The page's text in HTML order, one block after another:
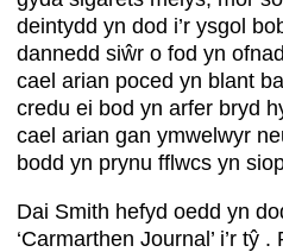
deintydd yn dod i’r ysgol
dannedd siŵr o fod yn
cael arian poced yn blant
credu ei bod yn arfer bryd
cael arian gan ymwelwyr
bodd yn prynu fflwcs yn
Dai Smith hefyd oedd yn
‘Carmarthen Journal’ i’r tŷ